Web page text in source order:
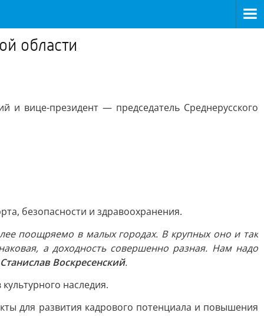
области
и вице-президент — председатель Среднерусского
безопасности и здравоохранения.
поощряемо в малых городах. В крупных оно и так
а доходность совершенно разная. Нам надо
Воскресенский.
наследия.
для развития кадрового потенциала и повышения